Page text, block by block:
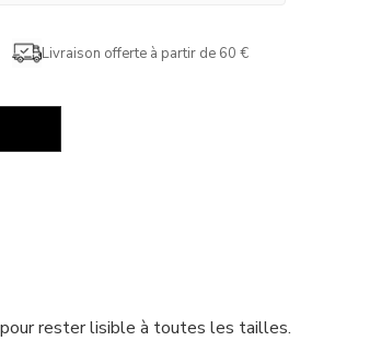
Livraison offerte à partir de 60 €
rester lisible à toutes les tailles.